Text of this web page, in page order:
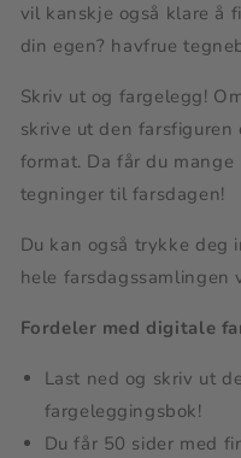
vil kanskje også klare å
din egen? havfrue
Skriv ut og fargelegg!
skrive ut den
format. Da får du
tegninger til farsdagen!
Du kan også trykke deg
hele farsdagssamlingen
Fordeler med digitale
Last ned og skriv ut
fargeleggingsbok!
Du får 50 sider med